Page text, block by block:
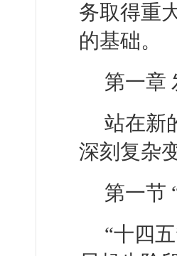
务取得重
的基础。
第一章
站在新
深刻复杂
第一节
“十四